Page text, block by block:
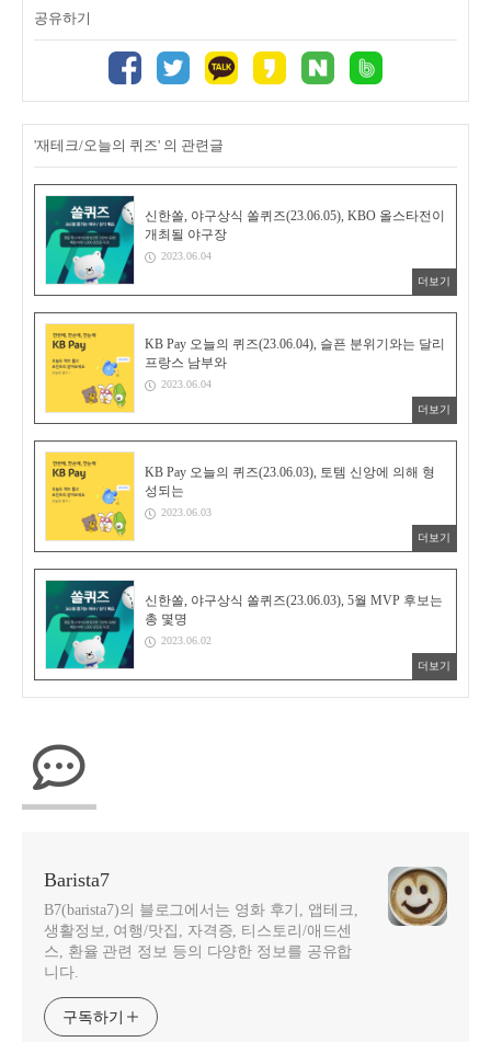
공유하기
'재테크/오늘의 퀴즈' 의 관련글
신한쏠, 야구상식 쏠퀴즈(23.06.05), KBO 올스타전이
개최될 야구장
2023.06.04
더보기
KB Pay 오늘의 퀴즈(23.06.04), 슬픈 분위기와는 달리
프랑스 남부와
2023.06.04
더보기
KB Pay 오늘의 퀴즈(23.06.03), 토템 신앙에 의해 형
성되는
2023.06.03
더보기
신한쏠, 야구상식 쏠퀴즈(23.06.03), 5월 MVP 후보는
총 몇명
2023.06.02
더보기
Barista7
B7(barista7)의 블로그에서는 영화 후기, 앱테크,
생활정보, 여행/맛집, 자격증, 티스토리/애드센
스, 환율 관련 정보 등의 다양한 정보를 공유합
니다.
구독하기